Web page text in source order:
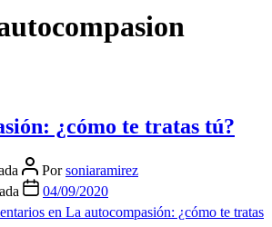
¿cómo te tratas tú?
Porsoniaramirez
04/09/2020
en La autocompasión: ¿cómo te tratas